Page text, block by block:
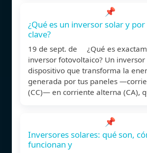
📌
¿Qué es un inversor solar y por
clave?
19 de sept. de ¿Qué es
inversor fotovoltaico? Un inversor
dispositivo que transforma la
generada por tus paneles
(CC)— en corriente alterna (CA),
📌
Inversores solares: qué son,
funcionan y